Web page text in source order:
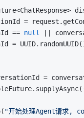
=
== null
||
=
=
"开始处理Agent请求